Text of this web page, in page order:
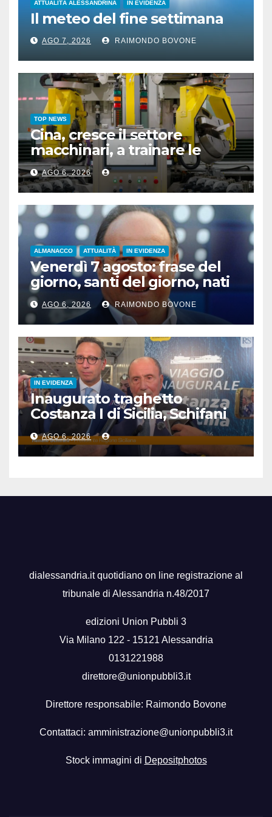
ATTUALITÀ ALESSANDRINA IN EVIDENZA
Il meteo del fine settimana
AGO 7, 2026 RAIMONDO BOVONE
TOP NEWS
Cina, cresce il settore
macchinari, a trainare le
“attrezzature intelligenti”
AGO 6, 2026
ALMANACCO ATTUALITÀ IN EVIDENZA
Venerdì 7 agosto: frase del
giorno, santi del giorno, nati
famosi, accadde oggi
AGO 6, 2026 RAIMONDO BOVONE
IN EVIDENZA
Inaugurato traghetto
Costanza I di Sicilia, Schifani
“Mantenuto impegni presi”
AGO 6, 2026
dialessandria.it quotidiano on line registrazione al
tribunale di Alessandria n.48/2017
edizioni Union Pubbli 3
Via Milano 122 - 15121 Alessandria
0131221988
direttore@unionpubbli3.it
Direttore responsabile: Raimondo Bovone
Contattaci: amministrazione@unionpubbli3.it
Stock immagini di Depositphotos